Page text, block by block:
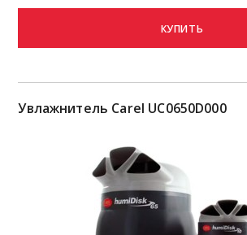
КУПИТЬ
Увлажнитель Carel UC0650D000